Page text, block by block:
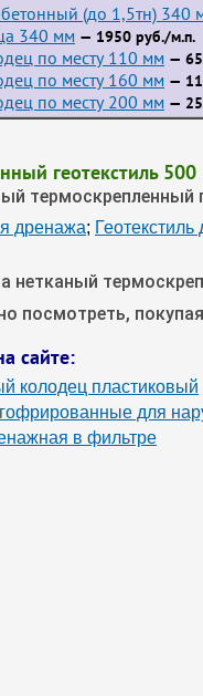
(до 1,5тн) 340
340 мм — 1950 руб./м.п.
по месту 110 мм —
по месту 160 мм —
по месту 200 мм —
геотекстиль
термоскрепленный
дренажа;
нетканый
посмотреть,
сайте:
колодец пластиковый
для
в фильтре